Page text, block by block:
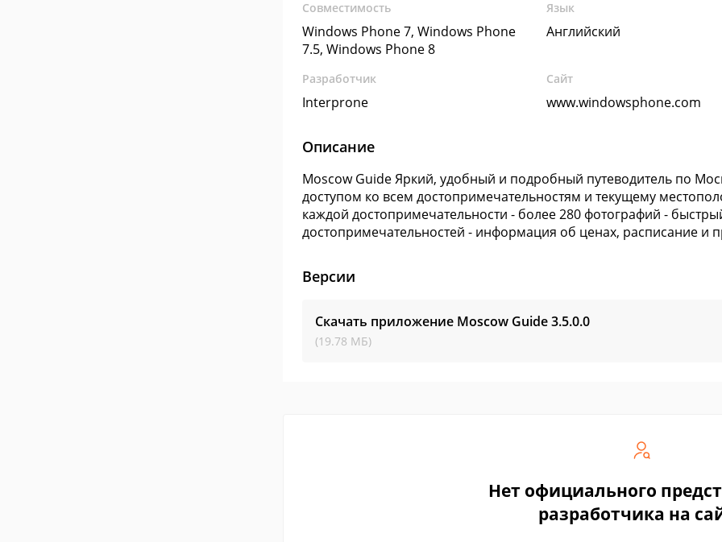
Совместимость
Windows Phone 7, Windows Phone
7.5, Windows Phone 8
Язык
Английский
Разработчик
Interprone
Сайт
www.windowsphone.com
Описание
Moscow Guide Яркий, удобный и подробный путеводитель по
доступом ко всем достопримечательностям и текущему
каждой достопримечательности - более 280 фотографий -
достопримечательностей - информация об ценах, расписание и
Версии
Скачать приложение Moscow Guide3.5.0.0
(19.78 МБ)
Нет официального
разработчика на